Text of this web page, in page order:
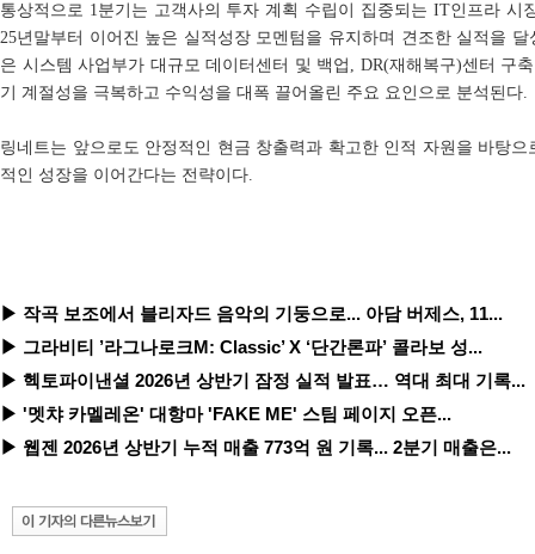
통상적으로 1분기는 고객사의 투자 계획 수립이 집중되는 IT인프라 시
25년말부터 이어진 높은 실적성장 모멘텀을 유지하며 견조한 실적을
은 시스템 사업부가 대규모 데이터센터 및 백업, DR(재해복구)센터 구
기 계절성을 극복하고 수익성을 대폭 끌어올린 주요 요인으로 분석된다.
링네트는 앞으로도 안정적인 현금 창출력과 확고한 인적 자원을 바탕
적인 성장을 이어간다는 전략이다.
▶ 작곡 보조에서 블리자드 음악의 기둥으로... 아담 버제스, 11...
▶ 그라비티 ’라그나로크M: Classic’ X ‘단간론파’ 콜라보 성...
▶ 헥토파이낸셜 2026년 상반기 잠정 실적 발표… 역대 최대 기록...
▶ '멧챠 카멜레온' 대항마 'FAKE ME' 스팀 페이지 오픈...
▶ 웹젠 2026년 상반기 누적 매출 773억 원 기록... 2분기 매출은...